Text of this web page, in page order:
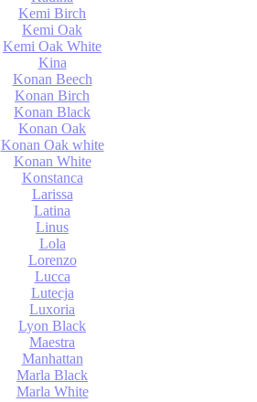
Kemi Birch
Kemi Oak
Kemi Oak White
Kina
Konan Beech
Konan Birch
Konan Black
Konan Oak
Konan Oak white
Konan White
Konstanca
Larissa
Latina
Linus
Lola
Lorenzo
Lucca
Lutecja
Luxoria
Lyon Black
Maestra
Manhattan
Marla Black
Marla White